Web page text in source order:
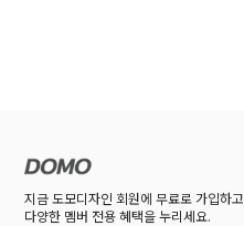
지금 도모디자인 회원에 무료로 가입하고
다양한 멤버 전용 혜택을 누리세요.